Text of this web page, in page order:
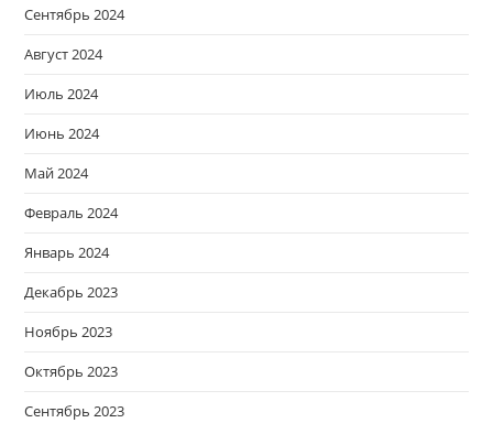
Сентябрь 2024
Август 2024
Июль 2024
Июнь 2024
Май 2024
Февраль 2024
Январь 2024
Декабрь 2023
Ноябрь 2023
Октябрь 2023
Сентябрь 2023